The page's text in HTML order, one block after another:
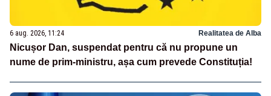
6 aug. 2026, 11:24 Realitatea de Alba
Nicușor Dan, suspendat pentru că nu propune un
nume de prim-ministru, așa cum prevede Constituția!